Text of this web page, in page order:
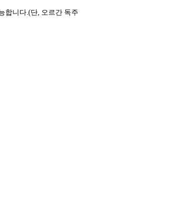
합니다.(단, 오르간 독주